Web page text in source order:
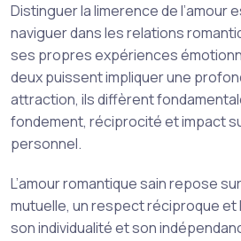
Distinguer la limerence de l’amour
naviguer dans les relations
ses propres expériences
deux puissent impliquer une
attraction, ils diffèrent
fondement, réciprocité et impact
personnel.
L’amour romantique sain repose
mutuelle, un respect réciproque et
son individualité et son